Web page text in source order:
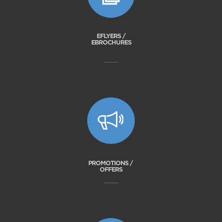
EFLYERS /
EBROCHURES
PROMOTIONS /
OFFERS